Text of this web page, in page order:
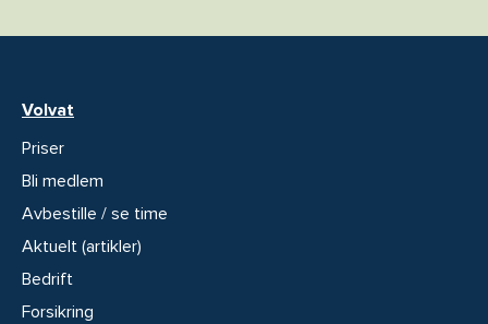
Volvat
Priser
Bli medlem
Avbestille / se time
Aktuelt (artikler)
Bedrift
Forsikring